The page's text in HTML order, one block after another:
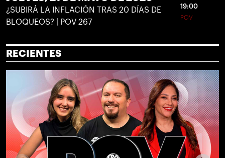
¿SUBIRÁ LA INFLACIÓN TRAS 20 DÍAS DE
BLOQUEOS? | POV 267
19:00
POV
RECIENTES